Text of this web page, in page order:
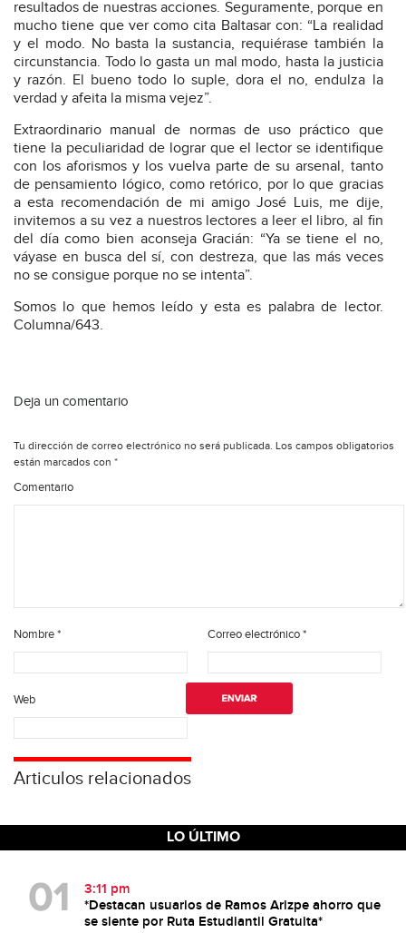
resultados de nuestras acciones. Seguramente, porque en
mucho tiene que ver como cita Baltasar con: “La realidad
y el modo. No basta la sustancia, requiérase también la
circunstancia. Todo lo gasta un mal modo, hasta la justicia
y razón. El bueno todo lo suple, dora el no, endulza la
verdad y afeita la misma vejez”.
Extraordinario manual de normas de uso práctico que
tiene la peculiaridad de lograr que el lector se identifique
con los aforismos y los vuelva parte de su arsenal, tanto
de pensamiento lógico, como retórico, por lo que gracias
a esta recomendación de mi amigo José Luis, me dije,
invitemos a su vez a nuestros lectores a leer el libro, al fin
del día como bien aconseja Gracián: “Ya se tiene el no,
váyase en busca del sí, con destreza, que las más veces
no se consigue porque no se intenta”.
Somos lo que hemos leído y esta es palabra de lector.
Columna/643.
Deja un comentario
Tu dirección de correo electrónico no será publicada. Los campos obligatorios
están marcados con *
Comentario
Nombre* Correo electrónico*
Web
Articulos relacionados
LO ÚLTIMO
3:11 pm
*Destacan usuarios de Ramos Arizpe ahorro que
se siente por Ruta Estudiantil Gratuita*